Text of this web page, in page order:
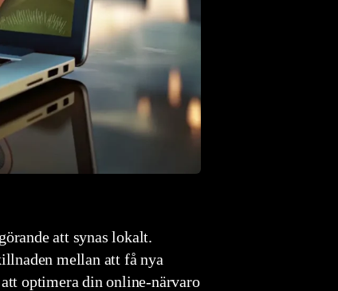
att synas lokalt.
mellan att få nya
optimera din online-närvaro